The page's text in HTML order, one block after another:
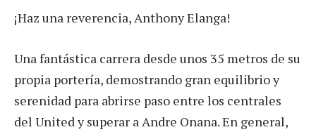
¡Haz una reverencia, Anthony Elanga!
Una fantástica carrera desde unos 35 metros de su
propia portería, demostrando gran equilibrio y
serenidad para abrirse paso entre los centrales
del United y superar a Andre Onana. En general,